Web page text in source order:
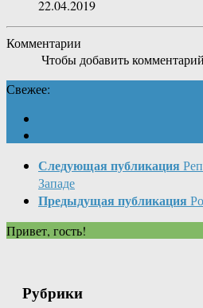
22.04.2019
Комментарии
Чтобы добавить
Свежее:
Следующая публикация
Западе
Предыдущая публикация
Привет, гость!
Рубрики